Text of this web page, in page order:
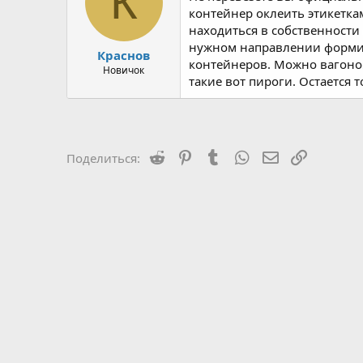
Краснов
Новичок
контейнер оклеить
находиться в
нужном направлении
контейнеров. Можно
такие вот пироги. Остается
Поделиться: Reddit PinterestTumblrWhatsAppЭлектронная
Ссылка